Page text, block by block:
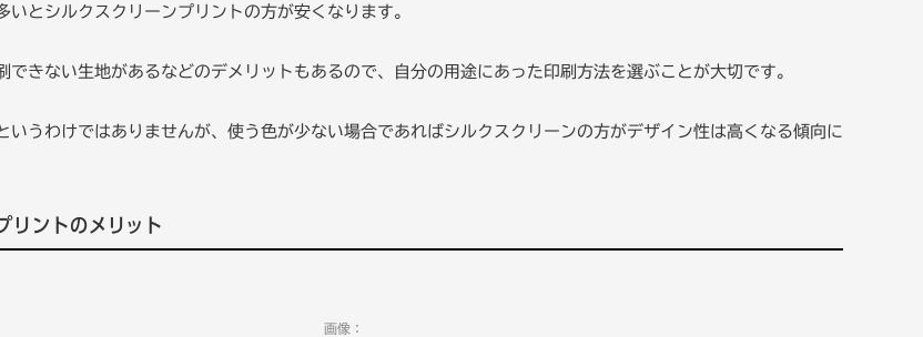
いとシルクスクリーンプリントの方が安くなります。
できない生地があるなどのデメリットもあるので、自分の用途にあった印刷方法を選ぶことが大切です。
いうわけではありませんが、使う色が少ない場合であればシルクスクリーンの方がデザイン性は高くなる傾向に
リントのメリット
画像：